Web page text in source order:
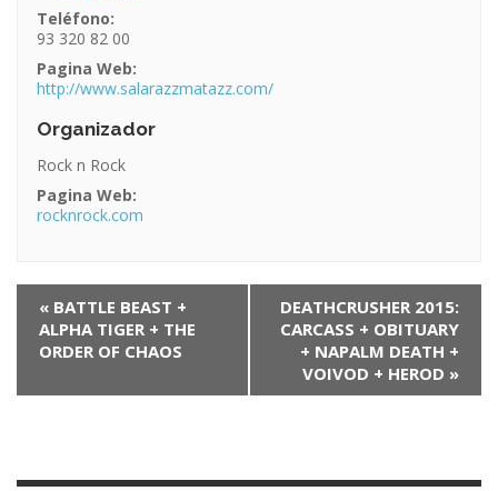
Teléfono:
93 320 82 00
Pagina Web:
http://www.salarazzmatazz.com/
Organizador
Rock n Rock
Pagina Web:
rocknrock.com
« BATTLE BEAST +
ALPHA TIGER + THE
ORDER OF CHAOS
DEATHCRUSHER 2015:
CARCASS + OBITUARY
+ NAPALM DEATH +
VOIVOD + HEROD »